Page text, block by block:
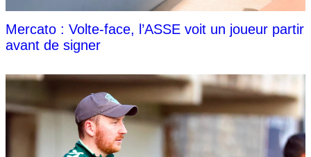
Mercato : Volte-face, l’ASSE voit un joueur partir
avant de signer